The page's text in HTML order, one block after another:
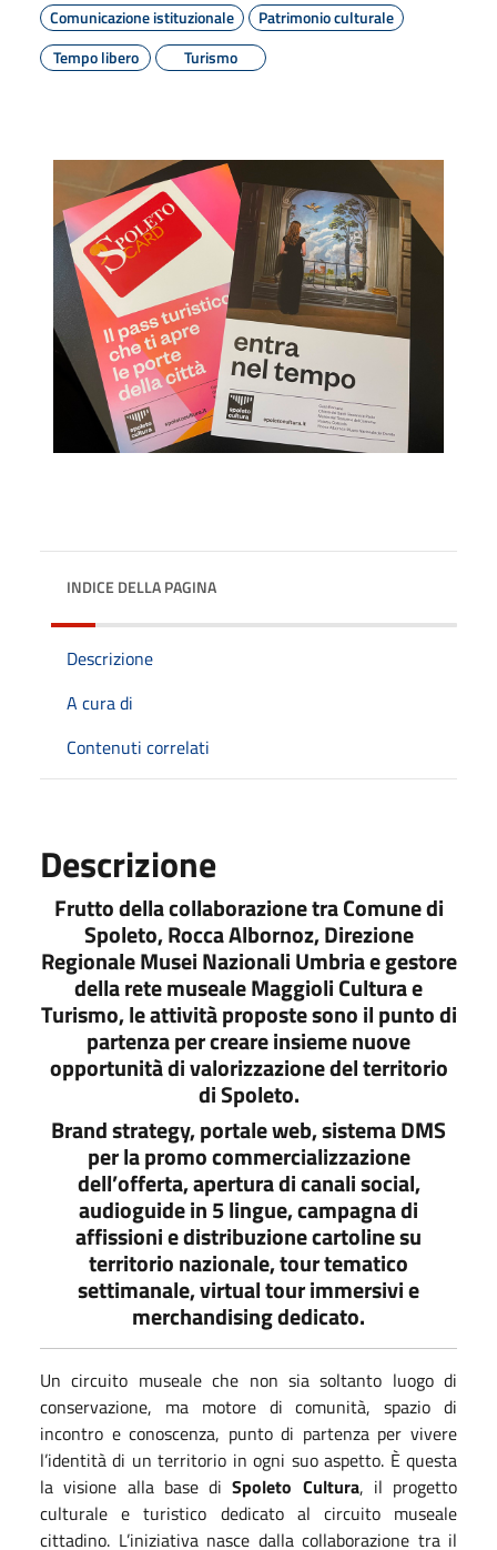
Comunicazione istituzionale
Patrimonio culturale
Tempo libero
Turismo
INDICE DELLA PAGINA
Descrizione
A cura di
Contenuti correlati
Descrizione
Frutto della collaborazione tra Comune di
Spoleto, Rocca Albornoz, Direzione
Regionale Musei Nazionali Umbria e gestore
della rete museale Maggioli Cultura e
Turismo, le attività proposte sono il punto di
partenza per creare insieme nuove
opportunità di valorizzazione del territorio
di Spoleto.
Brand strategy, portale web, sistema DMS
per la promo commercializzazione
dell’offerta, apertura di canali social,
audioguide in 5 lingue, campagna di
affissioni e distribuzione cartoline su
territorio nazionale, tour tematico
settimanale, virtual tour immersivi e
merchandising dedicato.
Un circuito museale che non sia soltanto luogo di
conservazione, ma motore di comunità, spazio di
incontro e conoscenza, punto di partenza per vivere
l’identità di un territorio in ogni suo aspetto. È questa
la visione alla base diSpoleto Cultura, il progetto
culturale e turistico dedicato al circuito museale
cittadino. L’iniziativa nasce dalla collaborazione tra il